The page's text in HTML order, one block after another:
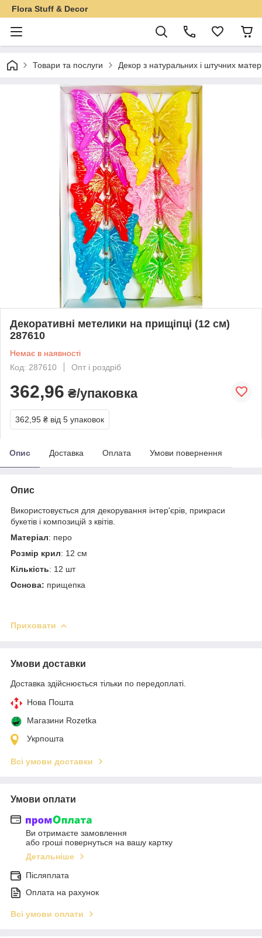
Flora Stuff & Decor
Товари та послуги Декор з натуральних і штучних
Декоративні метелики на прищіпці (12 см)
287610
Немає в наявності
Код: 287610
Опт і роздріб
362,96 ₴/упаковка
362,95 ₴ від 5 упаковок
Опис Доставка Оплата Умови повернення
Опис
Використовується для декорування інтер'єрів, прикраси
букетів і композицій з квітів.
Матеріал: перо
Розмір крил: 12 см
Кількість: 12 шт
Основа: прищепка
Приховати
Умови доставки
Доставка здійснюється тільки по передоплаті.
Нова Пошта
Магазини Rozetka
Укрпошта
Всі умови доставки
Умови оплати
Ви отримаєте замовлення
або гроші повернуться на вашу картку
Детальніше
Післяплата
Оплата на рахунок
Всі умови оплати